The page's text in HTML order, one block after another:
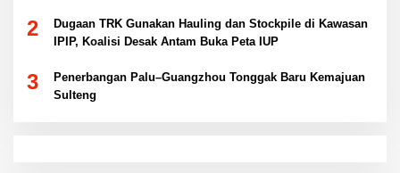
2
Dugaan TRK Gunakan Hauling dan Stockpile di Kawasan
IPIP, Koalisi Desak Antam Buka Peta IUP
3
Penerbangan Palu–Guangzhou Tonggak Baru Kemajuan
Sulteng